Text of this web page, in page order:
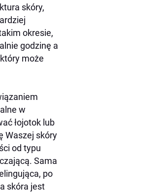
skóry,
okresie,
godzinę a
może
w
łojotok lub
Waszej skóry
od typu
Sama
po
skóra jest